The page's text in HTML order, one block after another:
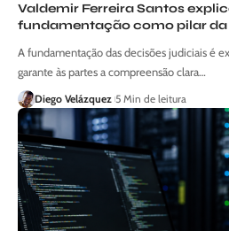
Valdemir Ferreira Santos
fundamentação como pilar
A fundamentação das decisões judiciais é
garante às partes a compreensão clara…
Diego Velázquez 5 Min de leitura